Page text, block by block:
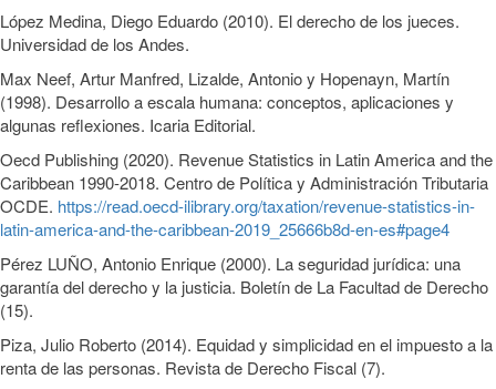
López Medina, Diego Eduardo (2010). El derecho de los jueces.
Universidad de los Andes.
Max Neef, Artur Manfred, Lizalde, Antonio y Hopenayn, Martín
(1998). Desarrollo a escala humana: conceptos, aplicaciones y
algunas reflexiones. Icaria Editorial.
Oecd Publishing (2020). Revenue Statistics in Latin America and the
Caribbean 1990-2018. Centro de Política y Administración Tributaria
OCDE. https://read.oecd-ilibrary.org/taxation/revenue-statistics-in-
latin-america-and-the-caribbean-2019_25666b8d-en-es#page4
Pérez LUÑO, Antonio Enrique (2000). La seguridad jurídica: una
garantía del derecho y la justicia. Boletín de La Facultad de Derecho
(15).
Piza, Julio Roberto (2014). Equidad y simplicidad en el impuesto a la
renta de las personas. Revista de Derecho Fiscal (7).